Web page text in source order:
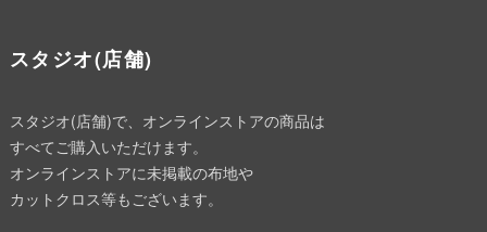
スタジオ(店舗)
スタジオ(店舗)で、オンラインストアの商品は
すべてご購入いただけます。
オンラインストアに未掲載の布地や
カットクロス等もございます。